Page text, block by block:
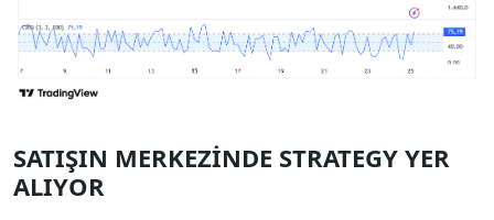
SATIŞIN MERKEZİNDE STRATEGY YER
ALIYOR